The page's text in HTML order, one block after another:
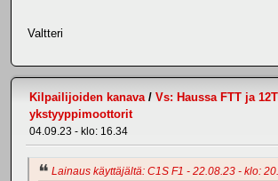
Valtteri
Kilpailijoiden kanava / Vs: Haussa FTT ja
ykstyyppimoottorit
04.09.23 - klo: 16.34
Lainaus käyttäjältä: C1S F1 - 22.08.23 - klo: